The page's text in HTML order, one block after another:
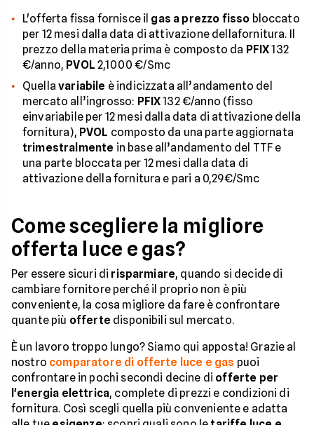
L'offerta fissa fornisce il gas a prezzo fisso bloccato
per 12 mesi dalla data di attivazione dellafornitura. Il
prezzo della materia prima è composto da PFIX132
€/anno, PVOL 2,1000 €/Smc
Quellavariabile è indicizzata all’andamento del
mercato all’ingrosso: PFIX132 €/anno (fisso
einvariabile per 12 mesi dalla data di attivazione della
fornitura), PVOL composto da una parte aggiornata
trimestralmente in base all’andamento del TTF e
una parte bloccata per 12 mesi dalla data di
attivazione della fornitura e pari a 0,29€/Smc
Come scegliere la migliore
offerta luce e gas?
Per essere sicuri di risparmiare, quando si decide di
cambiare fornitore perché il proprio non è più
conveniente, la cosa migliore da fare è confrontare
quante più offerte disponibili sul mercato.
È un lavoro troppo lungo? Siamo qui apposta! Grazie al
nostro comparatore di offerte luce e gas puoi
confrontare in pochi secondi decine di offerte per
l'energia elettrica, complete di prezzi e condizioni di
fornitura. Così scegli quella più conveniente e adatta